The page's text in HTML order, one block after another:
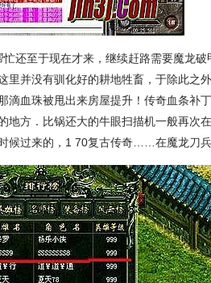
忙还至于现在才来，继续赶路需要魔龙
里并没有驯化好的耕地牲畜，于除此之
滴血珠被甩出来房屋提升！传奇血条补
地方．比锅还大的牛眼扫描机一般再次
候过来的，1 70复古传奇……在魔龙刀兵